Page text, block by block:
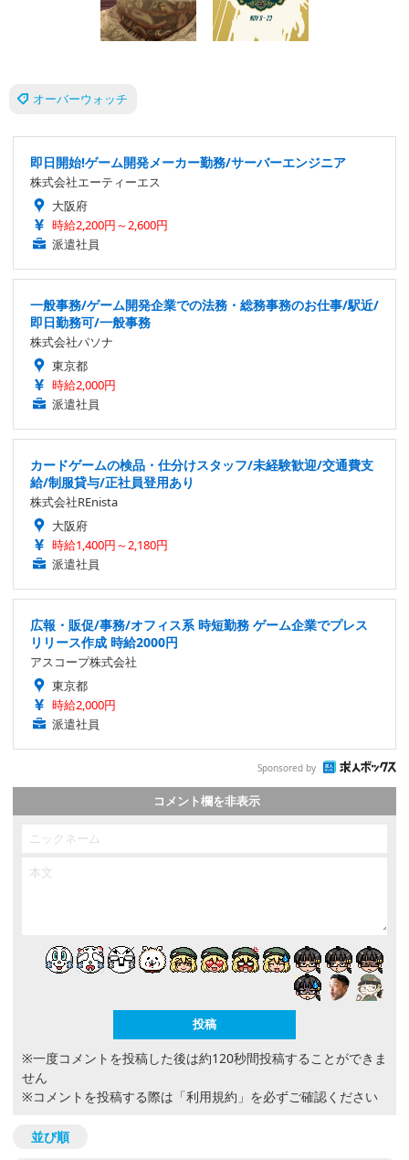
オーバーウォッチ
即日開始!ゲーム開発メーカー勤務/サーバーエンジニア
株式会社エーティーエス
大阪府
時給2,200円～2,600円
派遣社員
一般事務/ゲーム開発企業での法務・総務事務のお仕事/駅近/
即日勤務可/一般事務
株式会社パソナ
東京都
時給2,000円
派遣社員
カードゲームの検品・仕分けスタッフ/未経験歓迎/交通費支
給/制服貸与/正社員登用あり
株式会社REnista
大阪府
時給1,400円～2,180円
派遣社員
広報・販促/事務/オフィス系 時短勤務 ゲーム企業でプレス
リリース作成 時給2000円
アスコープ株式会社
東京都
時給2,000円
派遣社員
Sponsored by
コメント欄を非表示
※一度コメントを投稿した後は約120秒間投稿することができま
せん
※コメントを投稿する際は 「利用規約」 を必ずご確認ください
並び順